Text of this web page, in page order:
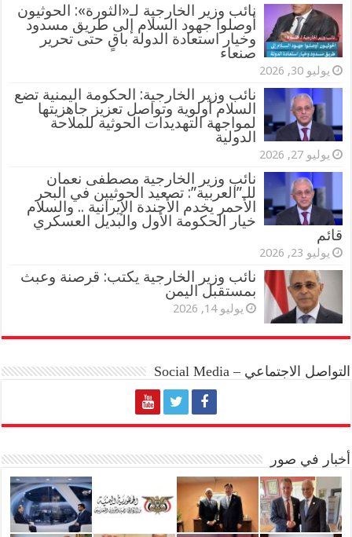
‏نائب وزير الخارجية لـ«الثورة»: الحوثيون
أوصلوا جهود السلام إلى طريق مسدود
وخيار استعادة الدولة باقٍ حتى تحرير
صنعاء
يوليو 30, 2026
نائب وزير الخارجية: الحكومة اليمنية تضع
السلام أولوية وتواصل تعزيز جاهزيتها
لمواجهة التهديدات الحوثية للملاحة
الدولية
يوليو 27, 2026
نائب وزير الخارجية مصطفى نعمان
للـ”العربية”: تصعيد الحوثيين في البحر
الأحمر يخدم الأجندة الإيرانية .. والسلام
خيار الحكومة الأول والبديل العسكري
قائم
يوليو 23, 2026
نائب وزير الخارجية يكتب: قرصنة وعبث
بمستقبل اليمن
يوليو 14, 2026
التواصل الاجتماعي – Social Media
أخبار في صور